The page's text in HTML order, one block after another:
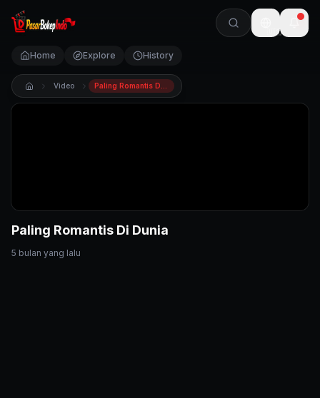
🇺🇸
Home Explore History
Video
Paling Romantis Di Dunia
5 bulan yang lalu